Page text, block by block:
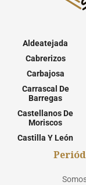
Aldeatejada
Cabrerizos
Carbajosa
Carrascal De
Barregas
Castellanos De
Moriscos
Castilla Y León